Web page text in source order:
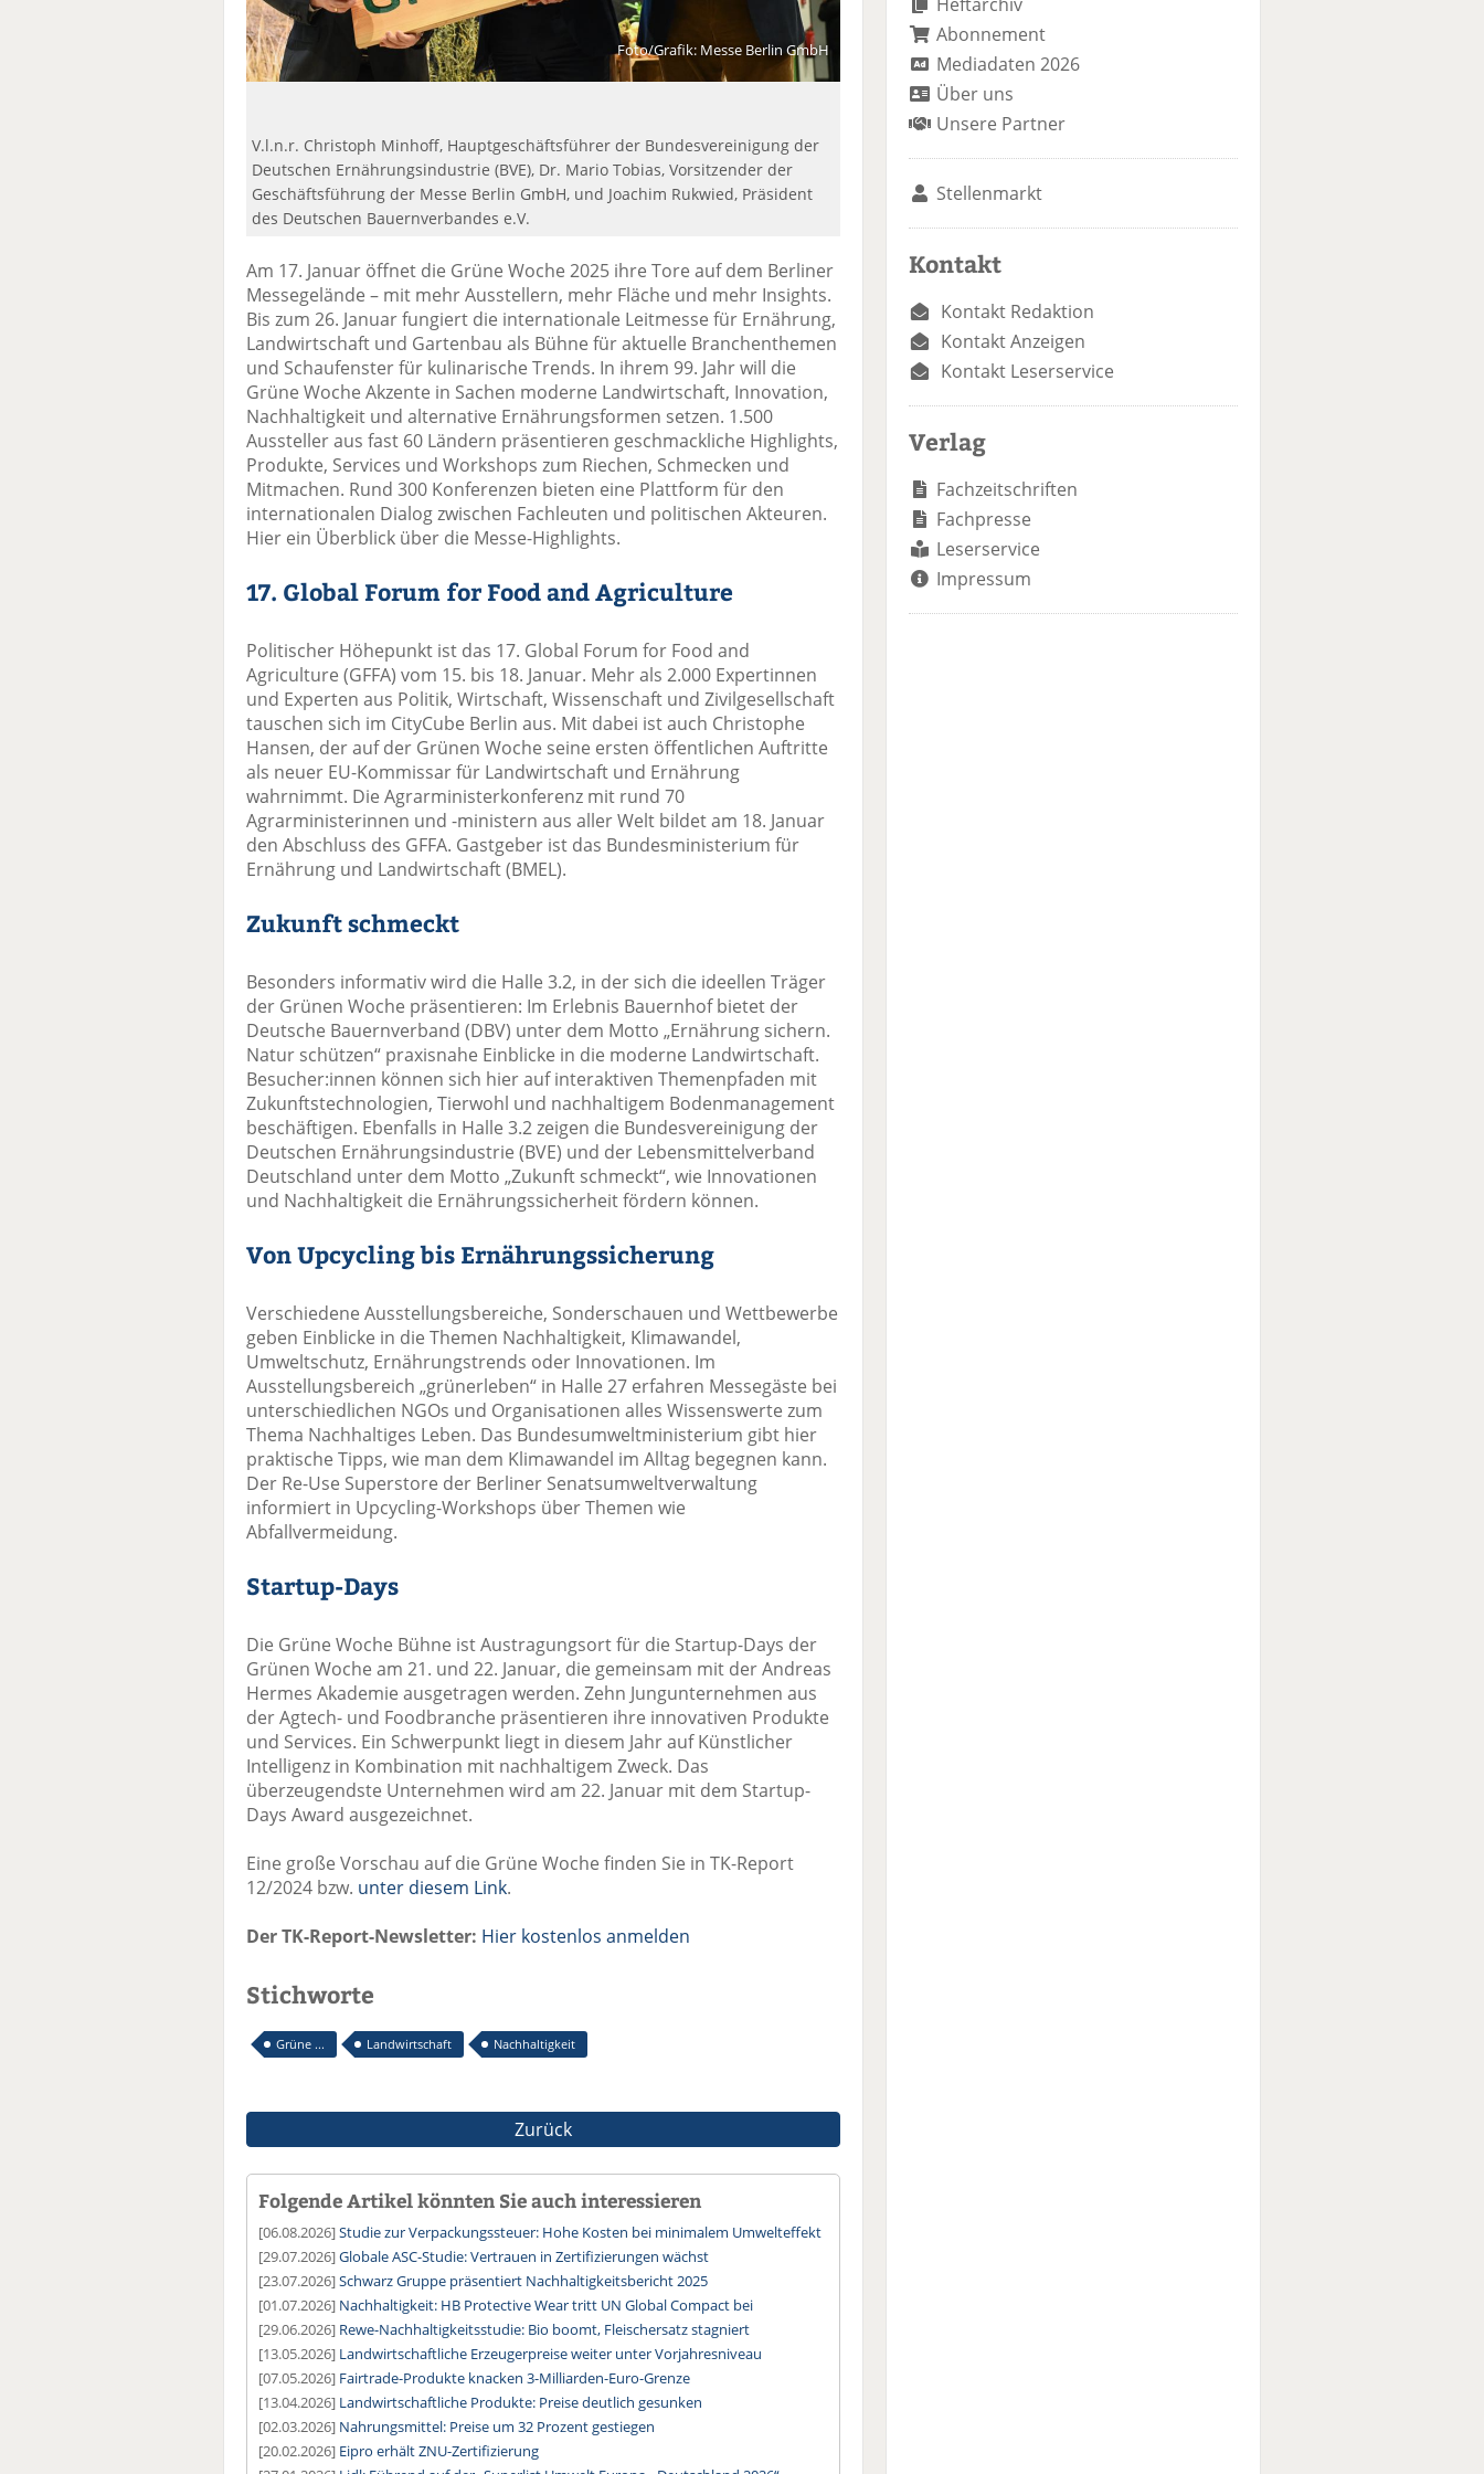
Foto/Grafik: Messe Berlin GmbH
V.l.n.r. Christoph Minhoff, Hauptgeschäftsführer der Bundesvereinigung der
Deutschen Ernährungsindustrie (BVE), Dr. Mario Tobias, Vorsitzender der
Geschäftsführung der Messe Berlin GmbH, und Joachim Rukwied, Präsident
des Deutschen Bauernverbandes e.V.
Am 17. Januar öffnet die Grüne Woche 2025 ihre Tore auf dem Berliner
Messegelände – mit mehr Ausstellern, mehr Fläche und mehr Insights.
Bis zum 26. Januar fungiert die internationale Leitmesse für Ernährung,
Landwirtschaft und Gartenbau als Bühne für aktuelle Branchenthemen
und Schaufenster für kulinarische Trends. In ihrem 99. Jahr will die
Grüne Woche Akzente in Sachen moderne Landwirtschaft, Innovation,
Nachhaltigkeit und alternative Ernährungsformen setzen. 1.500
Aussteller aus fast 60 Ländern präsentieren geschmackliche Highlights,
Produkte, Services und Workshops zum Riechen, Schmecken und
Mitmachen. Rund 300 Konferenzen bieten eine Plattform für den
internationalen Dialog zwischen Fachleuten und politischen Akteuren.
Hier ein Überblick über die Messe-Highlights.
17. Global Forum for Food and Agriculture
Politischer Höhepunkt ist das 17. Global Forum for Food and
Agriculture (GFFA) vom 15. bis 18. Januar. Mehr als 2.000 Expertinnen
und Experten aus Politik, Wirtschaft, Wissenschaft und Zivilgesellschaft
tauschen sich im CityCube Berlin aus. Mit dabei ist auch Christophe
Hansen, der auf der Grünen Woche seine ersten öffentlichen Auftritte
als neuer EU-Kommissar für Landwirtschaft und Ernährung
wahrnimmt. Die Agrarministerkonferenz mit rund 70
Agrarministerinnen und -ministern aus aller Welt bildet am 18. Januar
den Abschluss des GFFA. Gastgeber ist das Bundesministerium für
Ernährung und Landwirtschaft (BMEL).
Zukunft schmeckt
Besonders informativ wird die Halle 3.2, in der sich die ideellen Träger
der Grünen Woche präsentieren: Im Erlebnis Bauernhof bietet der
Deutsche Bauernverband (DBV) unter dem Motto „Ernährung sichern.
Natur schützen“ praxisnahe Einblicke in die moderne Landwirtschaft.
Besucher:innen können sich hier auf interaktiven Themenpfaden mit
Zukunftstechnologien, Tierwohl und nachhaltigem Bodenmanagement
beschäftigen. Ebenfalls in Halle 3.2 zeigen die Bundesvereinigung der
Deutschen Ernährungsindustrie (BVE) und der Lebensmittelverband
Deutschland unter dem Motto „Zukunft schmeckt“, wie Innovationen
und Nachhaltigkeit die Ernährungssicherheit fördern können.
Von Upcycling bis Ernährungssicherung
Verschiedene Ausstellungsbereiche, Sonderschauen und Wettbewerbe
geben Einblicke in die Themen Nachhaltigkeit, Klimawandel,
Umweltschutz, Ernährungstrends oder Innovationen. Im
Ausstellungsbereich „grünerleben“ in Halle 27 erfahren Messegäste bei
unterschiedlichen NGOs und Organisationen alles Wissenswerte zum
Thema Nachhaltiges Leben. Das Bundesumweltministerium gibt hier
praktische Tipps, wie man dem Klimawandel im Alltag begegnen kann.
Der Re-Use Superstore der Berliner Senatsumweltverwaltung
informiert in Upcycling-Workshops über Themen wie
Abfallvermeidung.
Startup-Days
Die Grüne Woche Bühne ist Austragungsort für die Startup-Days der
Grünen Woche am 21. und 22. Januar, die gemeinsam mit der Andreas
Hermes Akademie ausgetragen werden. Zehn Jungunternehmen aus
der Agtech- und Foodbranche präsentieren ihre innovativen Produkte
und Services. Ein Schwerpunkt liegt in diesem Jahr auf Künstlicher
Intelligenz in Kombination mit nachhaltigem Zweck. Das
überzeugendste Unternehmen wird am 22. Januar mit dem Startup-
Days Award ausgezeichnet.
Eine große Vorschau auf die Grüne Woche finden Sie in TK-Report
12/2024 bzw. unter diesem Link.
Der TK-Report-Newsletter: Hier kostenlos anmelden
Stichworte
Grüne ... Landwirtschaft Nachhaltigkeit
Zurück
Folgende Artikel könnten Sie auch interessieren
[06.08.2026]Studie zur Verpackungssteuer: Hohe Kosten bei minimalem Umwelteffekt
[29.07.2026]Globale ASC-Studie: Vertrauen in Zertifizierungen wächst
[23.07.2026]Schwarz Gruppe präsentiert Nachhaltigkeitsbericht 2025
[01.07.2026] Nachhaltigkeit: HB Protective Wear tritt UN Global Compact bei
[29.06.2026] Rewe-Nachhaltigkeitsstudie: Bio boomt, Fleischersatz stagniert
[13.05.2026] Landwirtschaftliche Erzeugerpreise weiter unter Vorjahresniveau
[07.05.2026] Fairtrade-Produkte knacken 3-Milliarden-Euro-Grenze
[13.04.2026] Landwirtschaftliche Produkte: Preise deutlich gesunken
[02.03.2026] Nahrungsmittel: Preise um 32 Prozent gestiegen
[20.02.2026] Eipro erhält ZNU-Zertifizierung
Abonnement
Mediadaten 2026
Über uns
Unsere Partner
Stellenmarkt
Kontakt
Kontakt Redaktion
Kontakt Anzeigen
Kontakt Leserservice
Verlag
Fachzeitschriften
Fachpresse
Leserservice
Impressum